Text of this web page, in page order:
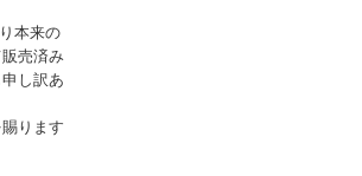
本来の
売済み
し訳あ
ります